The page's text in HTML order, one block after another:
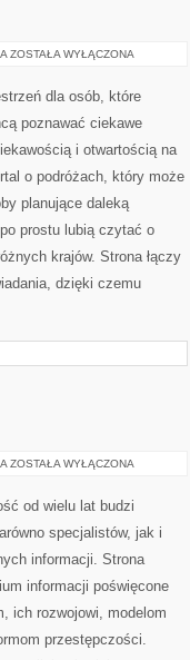
GRECJA
ZOSTAŁA WYŁĄCZONA
dla osób, które
poznawać ciekawe
i otwartością na
o podróżach, który może
planujące daleką
prostu lubią czytać o
krajów. Strona łączy
dzięki czemu
PODZIEMIE
ZOSTAŁA WYŁĄCZONA
od wielu lat budzi
specjalistów, jak i
informacji. Strona
informacji poświęcone
ich rozwojowi, modelom
przestępczości.